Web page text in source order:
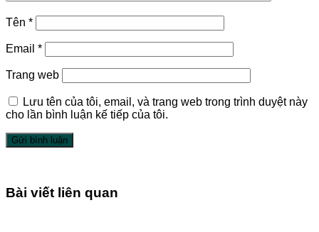
Tên *
Email *
Trang web
Lưu tên của tôi, email, và trang web trong trình duyệt này
cho lần bình luận kế tiếp của tôi.
Bài viết liên quan